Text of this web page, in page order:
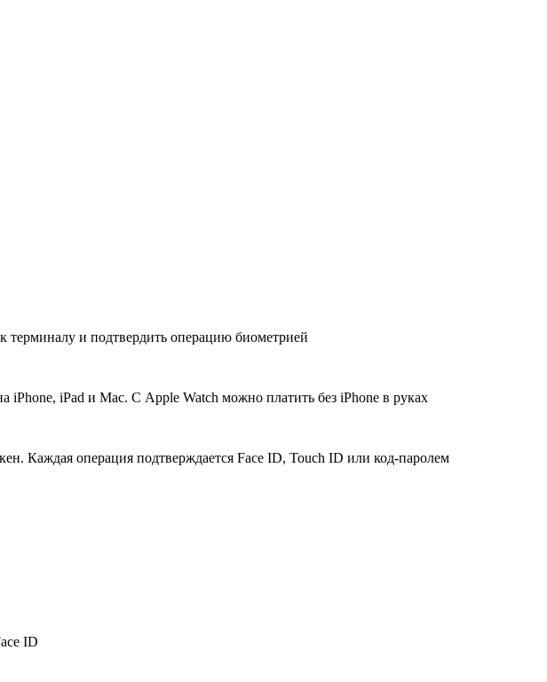
терминалу и подтвердить операцию биометрией
iPhone, iPad и Mac. С Apple Watch можно платить без iPhone в руках
Каждая операция подтверждается Face ID, Touch ID или код-паролем
ID